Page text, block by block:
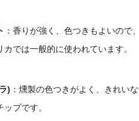
：香りが強く、色つきもよいので
カでは一般的に使われています。
) ：燻製の色つきがよく、きれい
プです。